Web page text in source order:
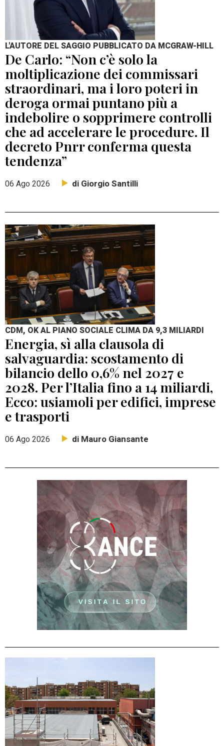
L'AUTORE DEL SAGGIO PUBBLICATO DA MCGRAW-HILL
De Carlo: “Non c’è solo la
moltiplicazione dei commissari
straordinari, ma i loro poteri in
deroga ormai puntano più a
indebolire o sopprimere controlli
che ad accelerare le procedure. Il
decreto Pnrr conferma questa
tendenza”
06 Ago 2026 di Giorgio Santilli
CDM, OK AL PIANO SOCIALE CLIMA DA 9,3 MILIARDI
Energia, sì alla clausola di
salvaguardia: scostamento di
bilancio dello 0,6% nel 2027 e
2028. Per l’Italia fino a 14 miliardi,
Ecco: usiamoli per edifici, imprese
e trasporti
06 Ago 2026 di Mauro Giansante